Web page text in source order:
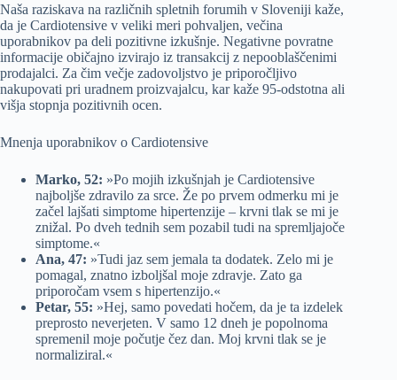
Naša raziskava na različnih spletnih forumih v Sloveniji kaže,
da je Cardiotensive v veliki meri pohvaljen, večina
uporabnikov pa deli pozitivne izkušnje. Negativne povratne
informacije običajno izvirajo iz transakcij z nepooblaščenimi
prodajalci. Za čim večje zadovoljstvo je priporočljivo
nakupovati pri uradnem proizvajalcu, kar kaže 95-odstotna ali
višja stopnja pozitivnih ocen.
Mnenja uporabnikov o Cardiotensive
Marko, 52: »Po mojih izkušnjah je Cardiotensive
najboljše zdravilo za srce. Že po prvem odmerku mi je
začel lajšati simptome hipertenzije – krvni tlak se mi je
znižal. Po dveh tednih sem pozabil tudi na spremljajoče
simptome.«
Ana, 47: »Tudi jaz sem jemala ta dodatek. Zelo mi je
pomagal, znatno izboljšal moje zdravje. Zato ga
priporočam vsem s hipertenzijo.«
Petar, 55: »Hej, samo povedati hočem, da je ta izdelek
preprosto neverjeten. V samo 12 dneh je popolnoma
spremenil moje počutje čez dan. Moj krvni tlak se je
normaliziral.«